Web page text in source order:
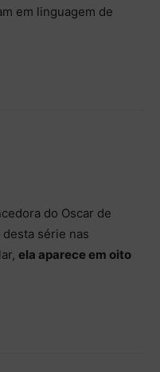
em linguagem de
do Oscar de
série nas
ela aparece em oito